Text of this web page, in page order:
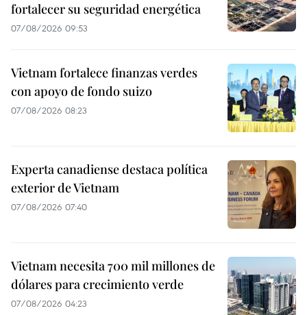
fortalecer su seguridad energética
07/08/2026 09:53
Vietnam fortalece finanzas verdes
con apoyo de fondo suizo
07/08/2026 08:23
Experta canadiense destaca política
exterior de Vietnam
07/08/2026 07:40
Vietnam necesita 700 mil millones de
dólares para crecimiento verde
07/08/2026 04:23